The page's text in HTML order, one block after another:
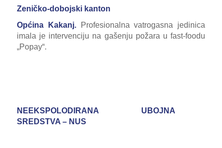
Zeničko-dobojski kanton
Općina Kakanj.
Profesionalna vatrogasna jedinica
imala je intervenciju na gašenju požara u fast-foodu
„Popay“.
NEEKSPOLODIRANA UBOJNA
SREDSTVA – NUS